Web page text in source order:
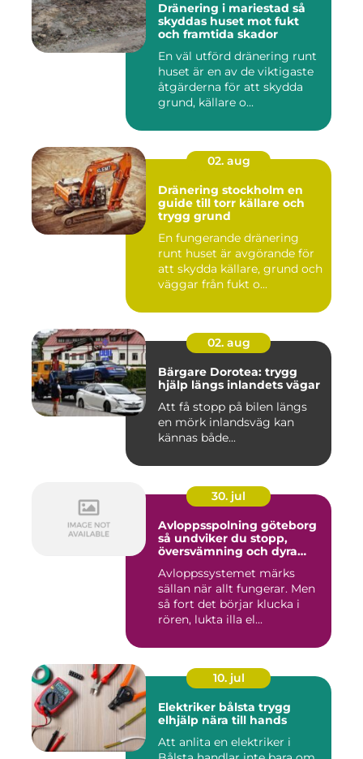
Dränering i mariestad så
skyddas huset mot fukt
och framtida skador
En väl utförd dränering runt
huset är en av de viktigaste
åtgärderna för att skydda
grund, källare o...
02. aug
Dränering stockholm en
guide till torr källare och
trygg grund
En fungerande dränering
runt huset är avgörande för
att skydda källare, grund och
väggar från fukt o...
02. aug
Bärgare Dorotea: trygg
hjälp längs inlandets vägar
Att få stopp på bilen längs
en mörk inlandsväg kan
kännas både...
30. jul
Avloppsspolning göteborg
så undviker du stopp,
översvämning och dyra
Avloppssystemet märks
sällan när allt fungerar. Men
så fort det börjar klucka i
rören, lukta illa el...
10. jul
Elektriker bålsta trygg
elhjälp nära till hands
Att anlita en elektriker i